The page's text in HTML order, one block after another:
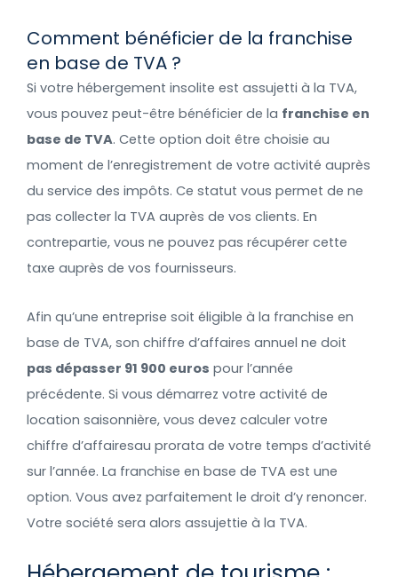
Comment bénéficier de la franchise
en base de TVA ?
Si votre hébergement insolite est assujetti à la TVA,
vous pouvez peut-être bénéficier de la franchise en
base de TVA. Cette option doit être choisie au
moment de l’enregistrement de votre activité auprès
du service des impôts. Ce statut vous permet de ne
pas collecter la TVA auprès de vos clients. En
contrepartie, vous ne pouvez pas récupérer cette
taxe auprès de vos fournisseurs.
Afin qu’une entreprise soit éligible à la franchise en
base de TVA, son chiffre d’affaires annuel ne doit
pas dépasser 91 900 euros pour l’année
précédente. Si vous démarrez votre activité de
location saisonnière, vous devez calculer votre
chiffre d’affairesau prorata de votre temps d’activité
sur l’année. La franchise en base de TVA est une
option. Vous avez parfaitement le droit d’y renoncer.
Votre société sera alors assujettie à la TVA.